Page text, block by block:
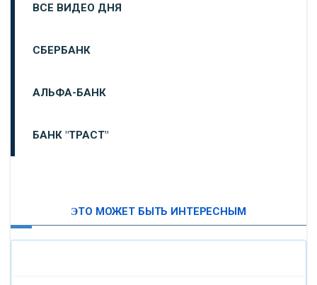
ВСЕ ВИДЕО ДНЯ
СБЕРБАНК
АЛЬФА-БАНК
БАНК "ТРАСТ"
ЭТО МОЖЕТ БЫТЬ ИНТЕРЕСНЫМ